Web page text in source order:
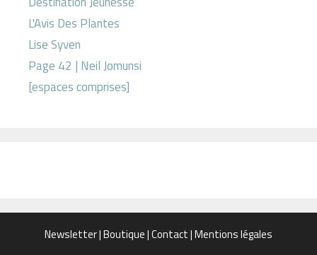
L'Avis Des Plantes
Lise Syven
Page 42 | Neil Jomunsi
[espaces comprises]
Newsletter|Boutique|Contact|Mentions légales